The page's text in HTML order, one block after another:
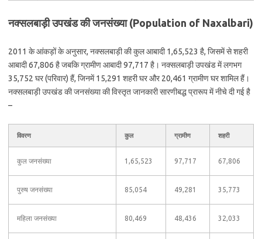
नक्सलबाड़ी उपखंड की जनसंख्या (Population of Naxalbari)
2011 के आंकड़ों के अनुसार, नक्सलबाड़ी की कुल आबादी 1,65,523 है, जिसमें से शहरी
आबादी 67,806 है जबकि ग्रामीण आबादी 97,717 है। नक्सलबाड़ी उपखंड में लगभग
35,752 घर (परिवार) हैं, जिनमें 15,291 शहरी घर और 20,461 ग्रामीण घर शामिल हैं।
नक्सलबाड़ी उपखंड की जनसंख्या की विस्तृत जानकारी सारणीबद्ध प्रारूप में नीचे दी गई है
–
विवरण कुल ग्रामीण शहरी
कुल जनसंख्या 1,65,523 97,717 67,806
पुरुष जनसंख्या 85,054 49,281 35,773
महिला जनसंख्या 80,469 48,436 32,033